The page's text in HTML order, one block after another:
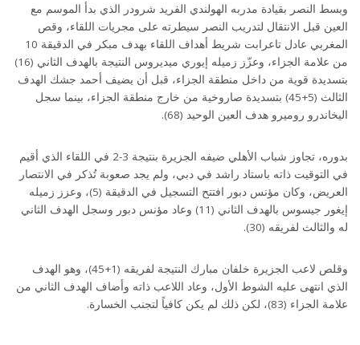
وبسط النصر بقيادة مدربه الهولندي الفريد شرودر الذي بدأ الموسم مع
العين قبل الانتقال لتدريب النصر سيطرته على مجريات اللقاء، وقص
المغربي عادل تاعرابت شريط أهداف اللقاء بهدف مبكر في الدقيقة 10
من علامة الجزاء، وعزّز زميله إيوري ميديروس النتيجة بالهدف الثاني (16)
بتسديدة قوية من داخل منطقة الجزاء، قبل أن يضيف أحمد جشك الهدف
الثالث (5+45) بتسديدة صاروخية من خارج منطقة الجزاء، بينما سجل
اليخاندرو روميرو هدف العين الوحيد (68).
بدوره، تجاوز شباب الأهلي ضيفه الجزيرة بنتيجة 3-2 في اللقاء الذي أقيم
في التوقيت ذاته باستاد راشد في دبي، ولم يجد صعوبة تُذكر في الانتصار
العريض، وكان مؤنس دبور افتتح التسجيل في الدقيقة (5)، وعزز زميله
إيغور جيسوس بالهدف الثاني (11) وعاد مؤنس دبور وسجل الهدف الثاني
له والثالث لفريقه (30).
وقلص لاعب الجزيرة خلفان مبارك النتيجة لفريقه (1+45)، وهو الهدف
الذي انتهى عليه الشوط الأول، وعاد اللاعب ذاته وأضاف الهدف الثاني من
علامة الجزاء (83)، لكن ذلك لم يكن كافياً لتجنب الخسارة.